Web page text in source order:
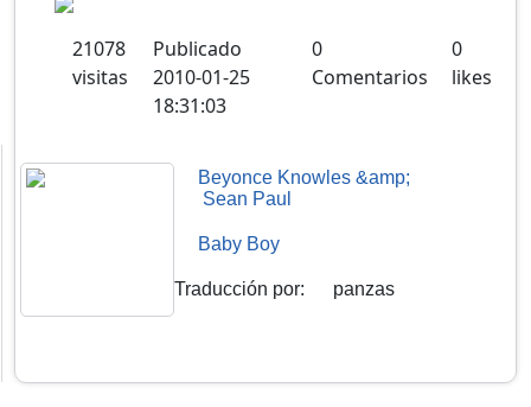
21078
visitas
Publicado
2010-01-25
18:31:03
0
Comentarios
0
likes
Beyonce Knowles &amp;
Sean Paul
Baby Boy
Traducción por: panzas